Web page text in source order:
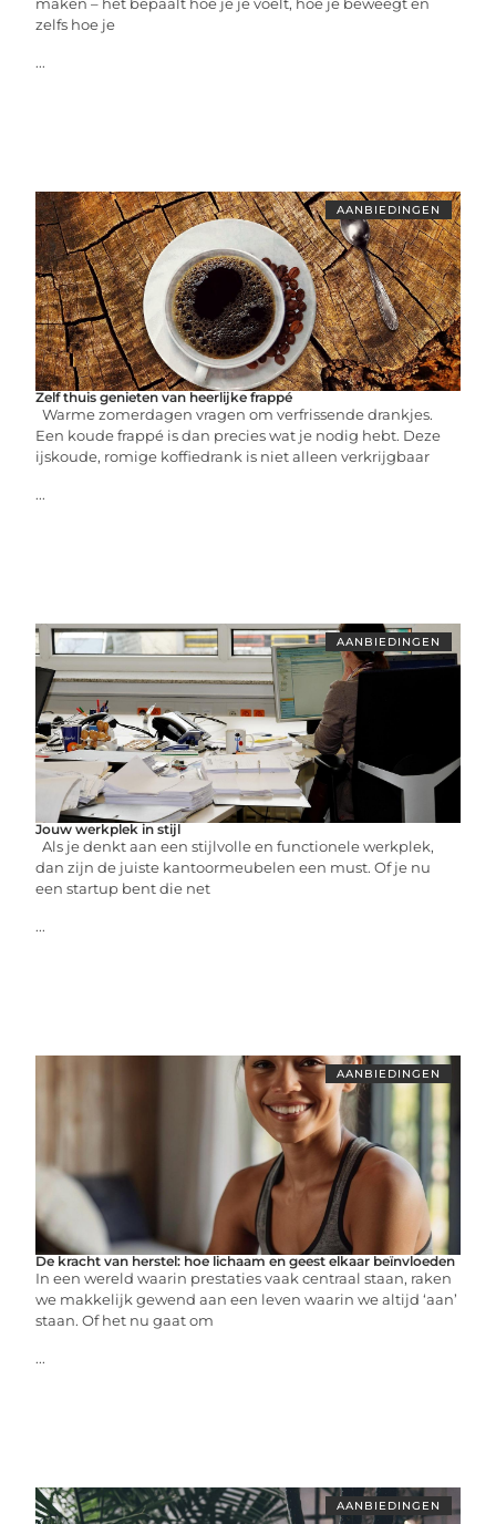
maken – het bepaalt hoe je je voelt, hoe je beweegt en
zelfs hoe je
...
AANBIEDINGEN
Zelf thuis genieten van heerlijke frappé
Warme zomerdagen vragen om verfrissende drankjes.
Een koude frappé is dan precies wat je nodig hebt. Deze
ijskoude, romige koffiedrank is niet alleen verkrijgbaar
...
AANBIEDINGEN
Jouw werkplek in stijl
Als je denkt aan een stijlvolle en functionele werkplek,
dan zijn de juiste kantoormeubelen een must. Of je nu
een startup bent die net
...
AANBIEDINGEN
De kracht van herstel: hoe lichaam en geest elkaar beïnvloeden
In een wereld waarin prestaties vaak centraal staan, raken
we makkelijk gewend aan een leven waarin we altijd ‘aan’
staan. Of het nu gaat om
...
AANBIEDINGEN